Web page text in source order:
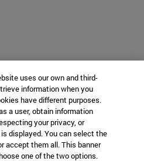
uses our own and third-
information when you
have different purposes.
a user, obtain information
your privacy, or
displayed. You can select the
accept them all. This banner
one of the two options.